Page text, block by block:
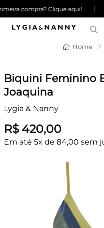
compra? Clique aqui!
Home
Biquini Feminino
Joaquina
Lygia & Nanny
R$ 420,00
Em até 5x de 84,00 sem